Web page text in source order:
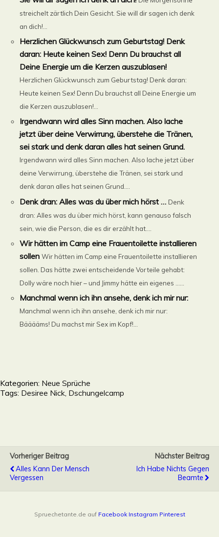
streichelt zärtlich Dein Gesicht. Sie will dir sagen ich denk
an dich!...
Herzlichen Glückwunsch zum Geburtstag! Denk
daran: Heute keinen Sex! Denn Du brauchst all
Deine Energie um die Kerzen auszublasen!
Herzlichen Glückwunsch zum Geburtstag! Denk daran:
Heute keinen Sex! Denn Du brauchst all Deine Energie um
die Kerzen auszublasen!...
Irgendwann wird alles Sinn machen. Also lache
jetzt über deine Verwirrung, überstehe die Tränen,
sei stark und denk daran alles hat seinen Grund.
Irgendwann wird alles Sinn machen. Also lache jetzt über
deine Verwirrung, überstehe die Tränen, sei stark und
denk daran alles hat seinen Grund....
Denk dran: Alles was du über mich hörst … Denk
dran: Alles was du über mich hörst, kann genauso falsch
sein, wie die Person, die es dir erzählt hat....
Wir hätten im Camp eine Frauentoilette installieren
sollen Wir hätten im Camp eine Frauentoilette installieren
sollen. Das hätte zwei entscheidende Vorteile gehabt:
Dolly wäre noch hier – und Jimmy hätte ein eigenes ......
Manchmal wenn ich ihn ansehe, denk ich mir nur:
Manchmal wenn ich ihn ansehe, denk ich mir nur:
Bääääms! Du machst mir Sex im Kopf!...
Kategorien: Neue Sprüche
Tags: Desiree Nick Dschungelcamp
Vorheriger Beitrag
Alles Kann Der Mensch
Vergessen
Nächster Beitrag
Ich Habe Nichts Gegen
Beamte
Spruechetante.de auf Facebook Instagram Pinterest